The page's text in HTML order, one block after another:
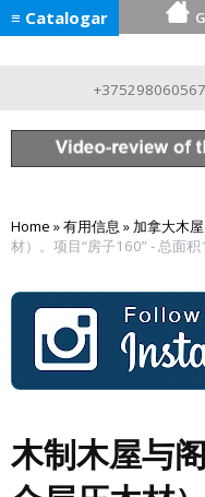
≡ Catalogar
+375298060567
Home »有用信息 » 加拿大木屋
材）。项目“房子160” - 总面
木制木屋与